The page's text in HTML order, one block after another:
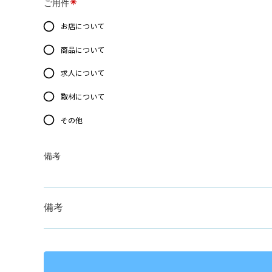
ご用件
お店について
商品について
求人について
取材について
その他
備考
備考